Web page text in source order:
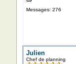
Messages: 276
Julien
Chef de planning